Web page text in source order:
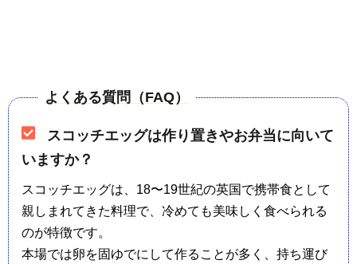
よくある質問（FAQ）
スコッチエッグは作り置きやお弁当に向いて
いますか？
スコッチエッグは、18〜19世紀の英国で携帯食として
親しまれてきた料理で、冷めても美味しく食べられる
のが特徴です。
本場では卵を固ゆでにして作ることが多く、持ち運び